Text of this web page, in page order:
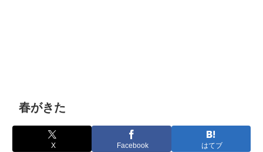
春がきた
X Facebook はてブ